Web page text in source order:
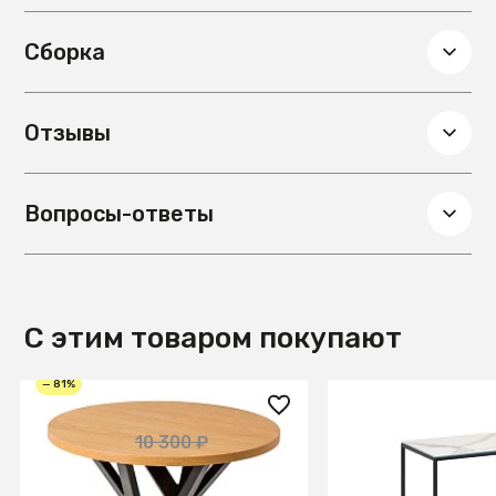
Сборка
Отзывы
Вопросы-ответы
С этим товаром покупают
— 81%
2 000 ₽
10 300 ₽
Стол журнальный Flora R
39 990 ₽